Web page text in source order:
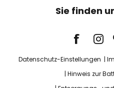
Sie finden
Datenschutz-Einstellungen
Hinweis zur